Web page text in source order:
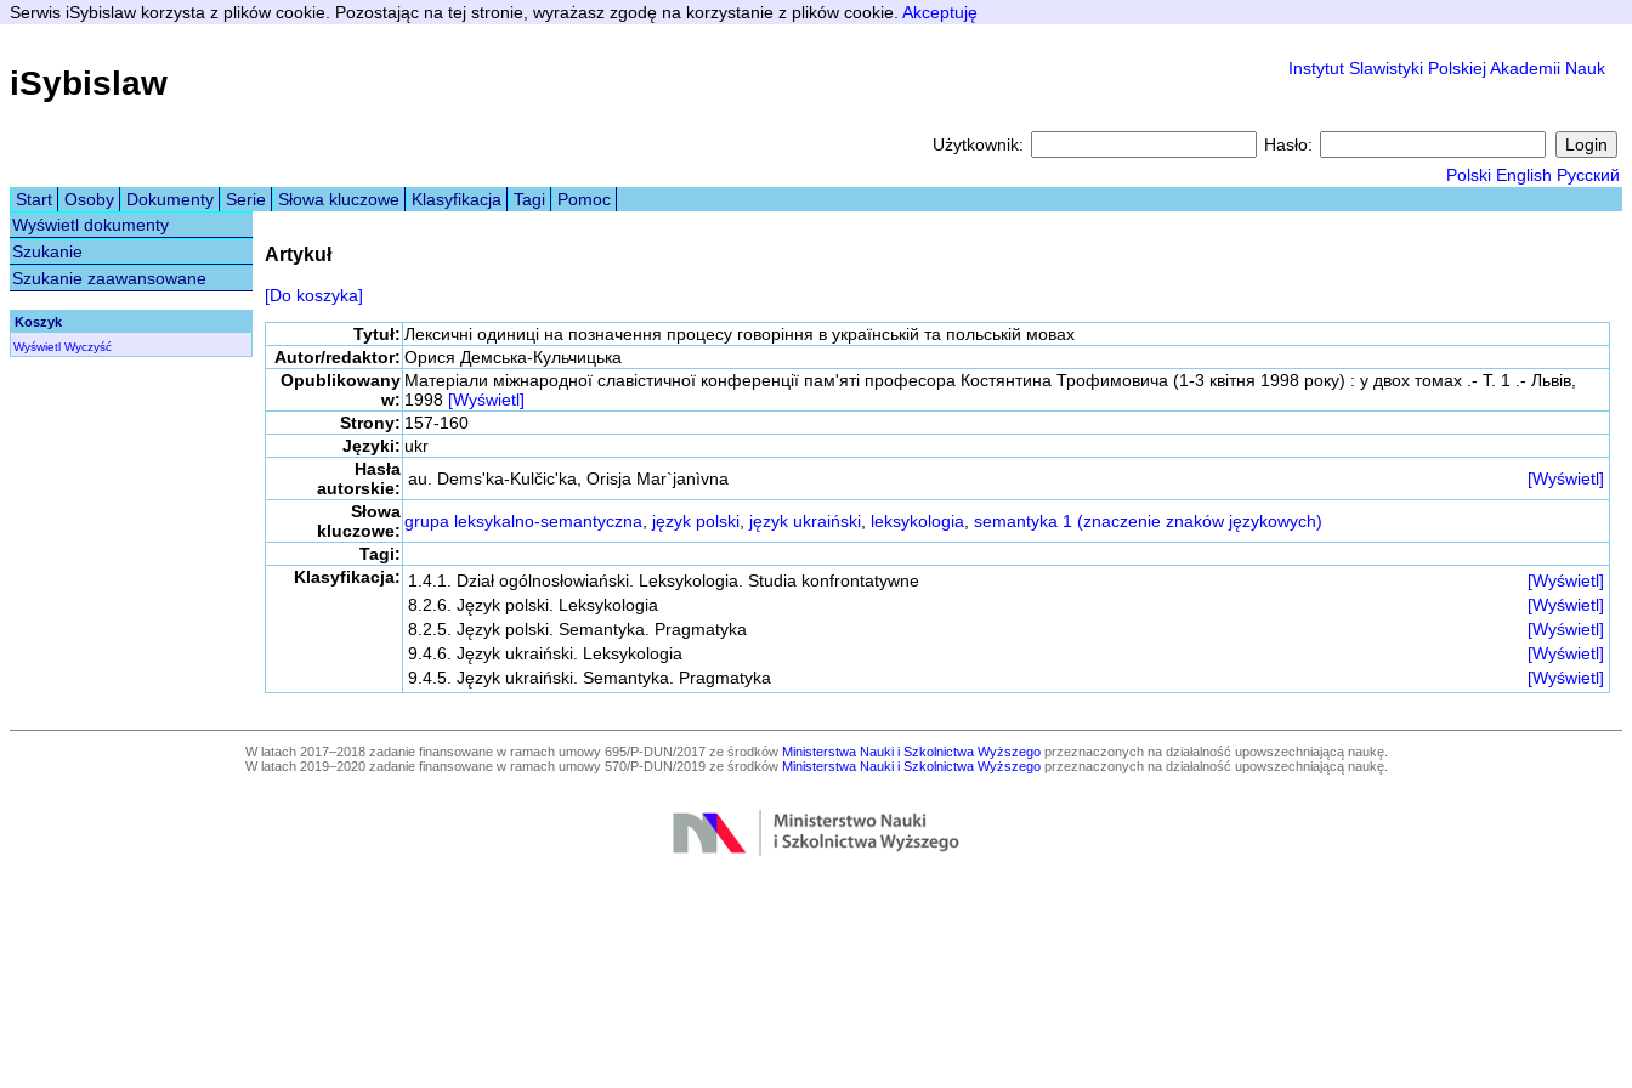
Serwis iSybislaw korzysta z plików cookie. Pozostając na tej stronie, wyrażasz zgodę na korzystanie z plików cookie. Akceptuję
iSybislaw Instytut Slawistyki Polskiej Akademii Nauk
Użytkownik:
Hasło:
Polski English Русский
Start
Osoby Dokumenty Serie Słowa kluczowe Klasyfikacja Tagi
Pomoc
Wyświetl dokumenty
Szukanie
Szukanie zaawansowane
Koszyk
Wyświetl Wyczyść
Artykuł
[Do koszyka]
Tytuł: Лексичні одиниці на позначення процесу говоріння в українській та польській мовах
Autor/redaktor: Орися Демська-Кульчицька
Opublikowany
w:
Матеріали міжнародної славістичної конференції пам'яті професора Костянтина Трофимовича (1-3 квітня 1998 року) : у двох томах .- Т. 1 .- Львів,
1998 [Wyświetl]
Strony: 157-160
Języki: ukr
Hasła
autorskie: au. Dems'ka-Kulčic'ka, Orisja Mar`janìvna
[Wyświetl]
Słowa
kluczowe: grupa leksykalno-semantyczna, język polski, język ukraiński, leksykologia, semantyka 1 (znaczenie znaków językowych)
Tagi:
Klasyfikacja: 1.4.1. Dział ogólnosłowiański. Leksykologia. Studia konfrontatywne
[Wyświetl]
8.2.6. Język polski. Leksykologia
[Wyświetl]
8.2.5. Język polski. Semantyka. Pragmatyka
[Wyświetl]
9.4.6. Język ukraiński. Leksykologia
[Wyświetl]
9.4.5. Język ukraiński. Semantyka. Pragmatyka
[Wyświetl]
W latach 2017–2018 zadanie finansowane w ramach umowy 695/P-DUN/2017 ze środków Ministerstwa Nauki i Szkolnictwa Wyższegoprzeznaczonych na działalność upowszechniającą naukę.
W latach 2019–2020 zadanie finansowane w ramach umowy 570/P-DUN/2019 ze środków Ministerstwa Nauki i Szkolnictwa Wyższegoprzeznaczonych na działalność upowszechniającą naukę.